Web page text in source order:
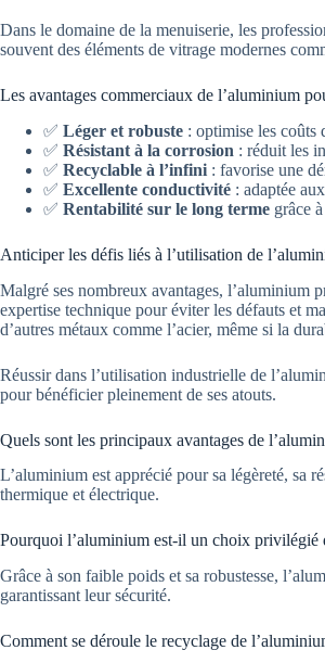
Dans le domaine de la menuiserie, les
souvent des éléments de vitrage modernes
Les avantages commerciaux de l’aluminium
✅ Léger et robuste : optimise les coûts
✅ Résistant à la corrosion : réduit les
✅ Recyclable à l’infini : favorise une
✅ Excellente conductivité : adaptée
✅ Rentabilité sur le long terme grâce
Anticiper les défis liés à l’utilisation de
Malgré ses nombreux avantages, l’aluminium
expertise technique pour éviter les défauts et
d’autres métaux comme l’acier, même si la
Réussir dans l’utilisation industrielle de
pour bénéficier pleinement de ses atouts.
Quels sont les principaux avantages de
L’aluminium est apprécié pour sa légèreté, sa
thermique et électrique.
Pourquoi l’aluminium est-il un choix privilégié
Grâce à son faible poids et sa robustesse,
garantissant leur sécurité.
Comment se déroule le recyclage de